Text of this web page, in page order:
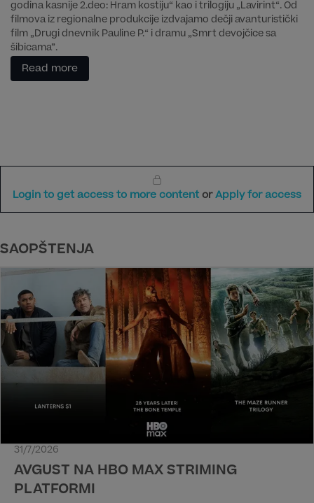
godina kasnije 2.deo: Hram kostiju“ kao i trilogiju „Lavirint“. Od
filmova iz regionalne produkcije izdvajamo dečji avanturistički
film „Drugi dnevnik Pauline P.“ i dramu „Smrt devojčice sa
šibicama”.
Read more
Login to get access to more content or Apply for access
SAOPŠTENJA
31/7/2026
AVGUST NA HBO MAX STRIMING
PLATFORMI